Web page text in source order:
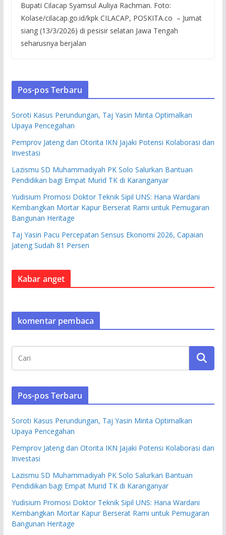
Bupati Cilacap Syamsul Auliya Rachman. Foto:
Kolase/cilacap.go.id/kpk CILACAP, POSKITA.co – Jumat
siang (13/3/2026) di pesisir selatan Jawa Tengah
seharusnya berjalan
Pos-pos Terbaru
Soroti Kasus Perundungan, Taj Yasin Minta Optimalkan
Upaya Pencegahan
Pemprov Jateng dan Otorita IKN Jajaki Potensi Kolaborasi dan
Investasi
Lazismu SD Muhammadiyah PK Solo Salurkan Bantuan
Pendidikan bagi Empat Murid TK di Karanganyar
Yudisium Promosi Doktor Teknik Sipil UNS: Hana Wardani
Kembangkan Mortar Kapur Berserat Rami untuk Pemugaran
Bangunan Heritage
Taj Yasin Pacu Percepatan Sensus Ekonomi 2026, Capaian
Jateng Sudah 81 Persen
Kabar anget
komentar pembaca
Pos-pos Terbaru
Soroti Kasus Perundungan, Taj Yasin Minta Optimalkan
Upaya Pencegahan
Pemprov Jateng dan Otorita IKN Jajaki Potensi Kolaborasi dan
Investasi
Lazismu SD Muhammadiyah PK Solo Salurkan Bantuan
Pendidikan bagi Empat Murid TK di Karanganyar
Yudisium Promosi Doktor Teknik Sipil UNS: Hana Wardani
Kembangkan Mortar Kapur Berserat Rami untuk Pemugaran
Bangunan Heritage